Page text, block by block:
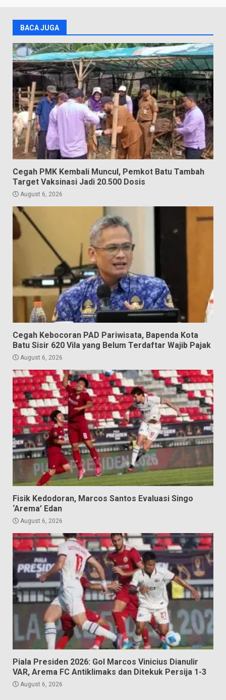
BACA JUGA
Cegah PMK Kembali Muncul, Pemkot Batu Tambah
Target Vaksinasi Jadi 20.500 Dosis
August 6, 2026
Cegah Kebocoran PAD Pariwisata, Bapenda Kota
Batu Sisir 620 Vila yang Belum Terdaftar Wajib Pajak
August 6, 2026
Fisik Kedodoran, Marcos Santos Evaluasi Singo
‘Arema’ Edan
August 6, 2026
Piala Presiden 2026: Gol Marcos Vinicius Dianulir
VAR, Arema FC Antiklimaks dan Ditekuk Persija 1-3
August 6, 2026